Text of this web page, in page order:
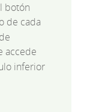
botón
de cada
accede
inferior